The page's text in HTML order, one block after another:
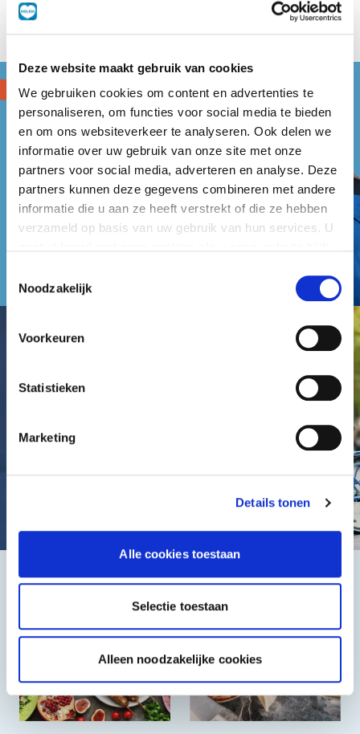
Deze website maakt gebruik van cookies
We gebruiken cookies om content en advertenties te
personaliseren, om functies voor social media te bieden
en om ons websiteverkeer te analyseren. Ook delen we
informatie over uw gebruik van onze site met onze
partners voor social media, adverteren en analyse. Deze
partners kunnen deze gegevens combineren met andere
informatie die u aan ze heeft verstrekt of die ze hebben
verzameld op basis van uw gebruik van hun services. U
Noodzakelijk
Voorkeuren
Statistieken
Marketing
Details tonen
Alle cookies toestaan
Selectie toestaan
Alleen noodzakelijke cookies
Het beste, de goedkoopste